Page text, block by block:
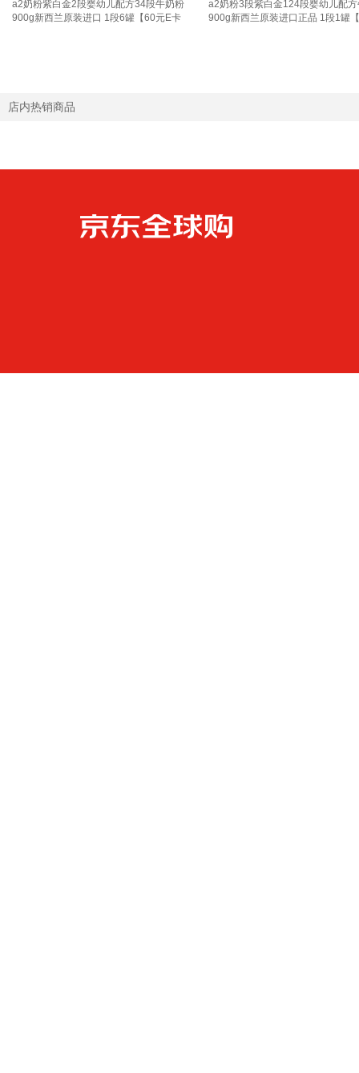
a2奶粉紫白金2段婴幼儿配方34段牛奶粉
900g新西兰原装进口 1段6罐【60元E卡
a2奶粉3段紫白金124段婴幼儿配
900g新西兰原装进口正品 1段1罐
店内热销商品